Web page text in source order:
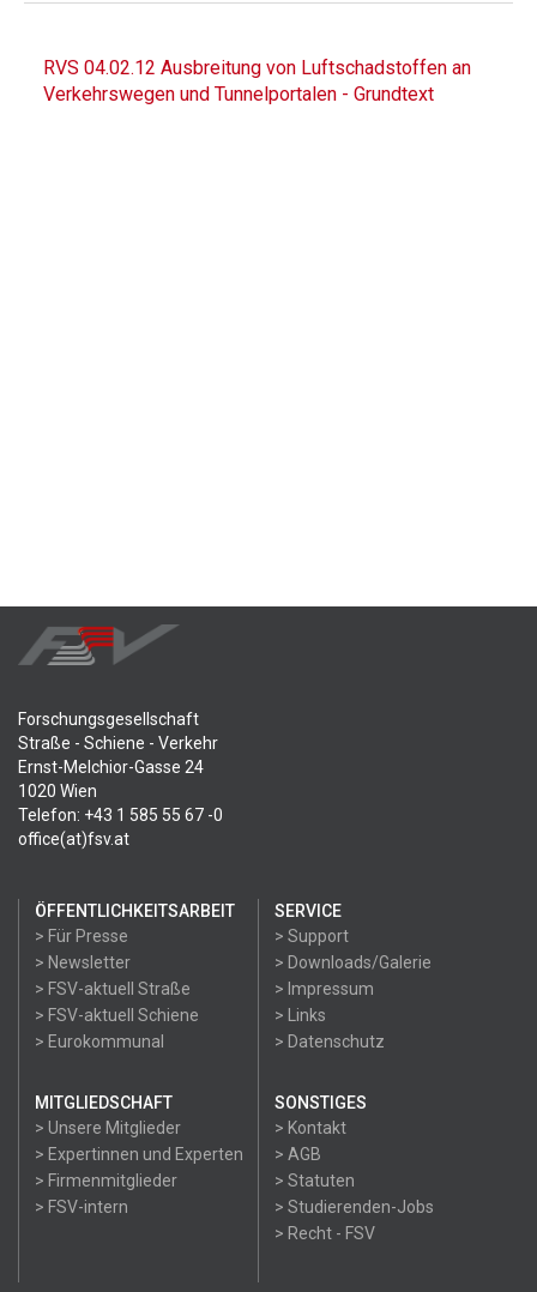
RVS 04.02.12 Ausbreitung von Luftschadstoffen an
Verkehrswegen und Tunnelportalen - Grundtext
Forschungsgesellschaft
Straße - Schiene - Verkehr
Ernst-Melchior-Gasse 24
1020 Wien
Telefon: +43 1 585 55 67 -0
office(at)fsv.at
ÖFFENTLICHKEITSARBEIT
> Für Presse
> Newsletter
> FSV-aktuell Straße
> FSV-aktuell Schiene
> Eurokommunal
SERVICE
> Support
> Downloads/Galerie
> Impressum
> Links
> Datenschutz
MITGLIEDSCHAFT
> Unsere Mitglieder
> Expertinnen und Experten
> Firmenmitglieder
> FSV-intern
SONSTIGES
> Kontakt
> AGB
> Statuten
> Studierenden-Jobs
> Recht - FSV